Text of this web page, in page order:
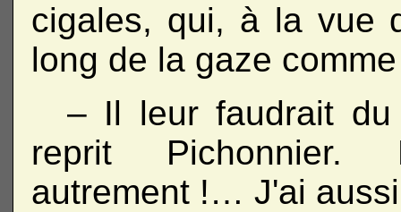
cigales, qui, à la vue
long de la gaze
– Il leur faudrait
reprit Pichonnier.
autrement !… J'ai